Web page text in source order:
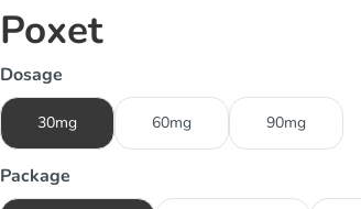
Poxet
Dosage
30mg 60mg 90mg
Package